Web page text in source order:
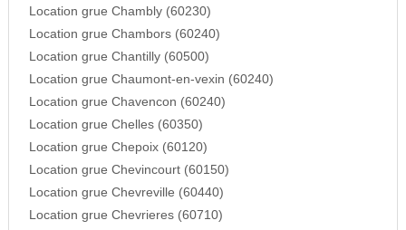
Location grue Chambly (60230)
Location grue Chambors (60240)
Location grue Chantilly (60500)
Location grue Chaumont-en-vexin (60240)
Location grue Chavencon (60240)
Location grue Chelles (60350)
Location grue Chepoix (60120)
Location grue Chevincourt (60150)
Location grue Chevreville (60440)
Location grue Chevrieres (60710)